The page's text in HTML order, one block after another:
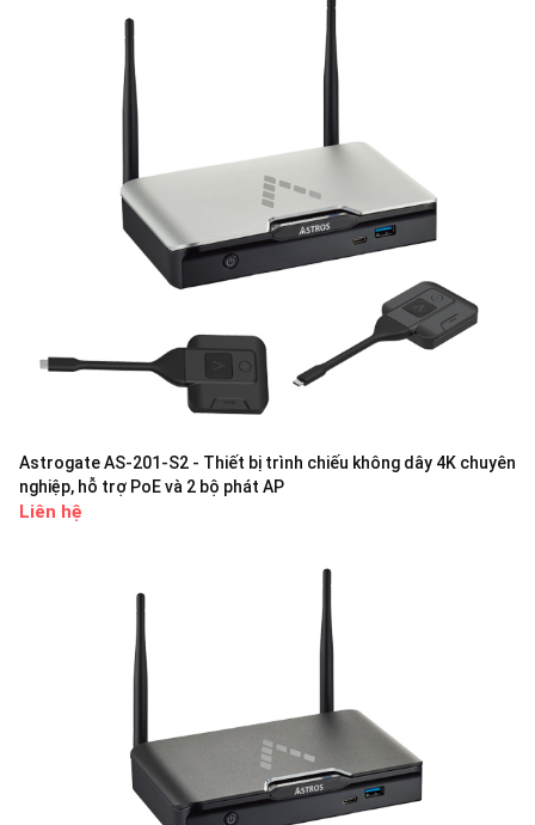
Astrogate AS-201-S2 - Thiết bị trình chiếu không dây 4K chuyên
nghiệp, hỗ trợ PoE và 2 bộ phát AP
Liên hệ